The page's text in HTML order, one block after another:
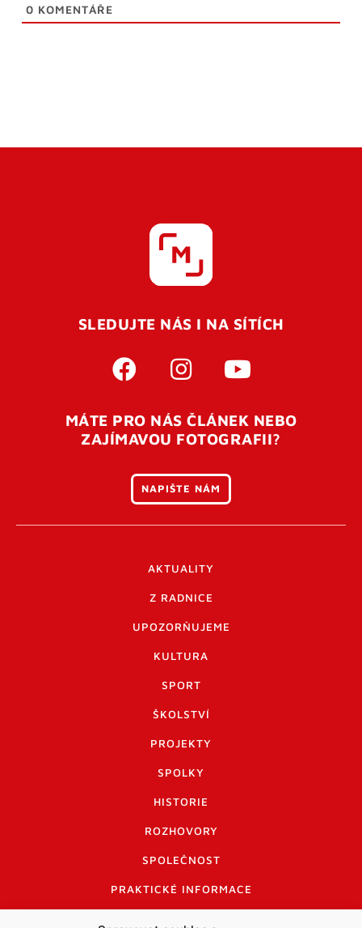
0 KOMENTÁŘE
SLEDUJTE NÁS I NA SÍTÍCH
MÁTE PRO NÁS ČLÁNEK NEBO
ZAJÍMAVOU FOTOGRAFII?
NAPIŠTE NÁM
AKTUALITY
Z RADNICE
UPOZORŇUJEME
KULTURA
SPORT
ŠKOLSTVÍ
PROJEKTY
SPOLKY
HISTORIE
ROZHOVORY
SPOLEČNOST
PRAKTICKÉ INFORMACE